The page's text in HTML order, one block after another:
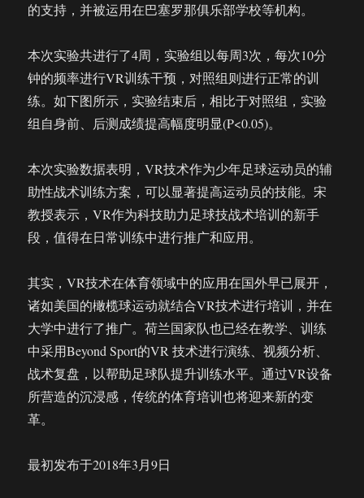
的支持，并被运用在巴塞罗那俱乐部学校等机构。
本次实验共进行了4周，实验组以每周3次，每次10分
钟的频率进行VR训练干预，对照组则进行正常的训
练。如下图所示，实验结束后，相比于对照组，实验
组自身前、后测成绩提高幅度明显(P<0.05)。
本次实验数据表明，VR技术作为少年足球运动员的辅
助性战术训练方案，可以显著提高运动员的技能。宋
教授表示，VR作为科技助力足球技战术培训的新手
段，值得在日常训练中进行推广和应用。
其实，VR技术在体育领域中的应用在国外早已展开，
诸如美国的橄榄球运动就结合VR技术进行培训，并在
大学中进行了推广。荷兰国家队也已经在教学、训练
中采用Beyond Sport的VR 技术进行演练、视频分析、
战术复盘，以帮助足球队提升训练水平。通过VR设备
所营造的沉浸感，传统的体育培训也将迎来新的变
革。
最初发布于2018年3月9日